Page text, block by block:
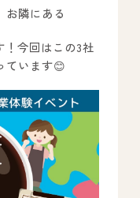
お隣にある
！今回はこの3社
ています😊